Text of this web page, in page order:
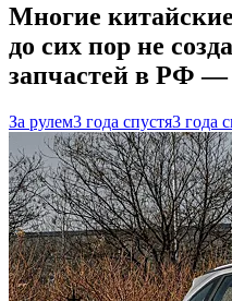
Многие
до сих пор не
запчастей в РФ —
За рулем3 года спустя3 года